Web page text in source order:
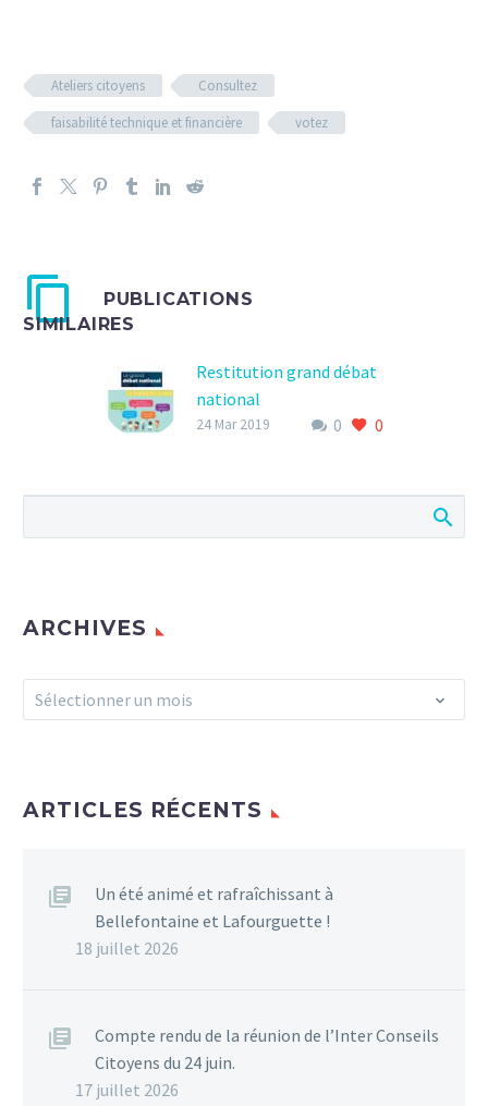
Ateliers citoyens
Consultez
faisabilité technique et financière
votez
PUBLICATIONS
SIMILAIRES
Restitution grand débat
national
Synthèse des ateliers
phase de synthèse au
libres (courriers et
des conférences
nationales
thématiques….
0 0
24 Mar 2019
ARCHIVES
Archives
Sélectionner un mois
ARTICLES RÉCENTS
Un été animé et rafraîchissant à
Bellefontaine et Lafourguette !
18 juillet 2026
Compte rendu de la réunion de l’Inter Conseils
Citoyens du 24 juin.
17 juillet 2026